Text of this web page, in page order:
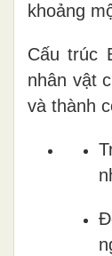
khoảng
Cấu trúc
nhân vật
và thành